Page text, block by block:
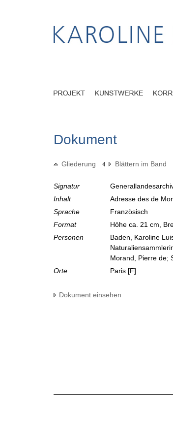
Dokument
Gliederung Blättern im Band
Signatur
Inhalt
Adresse des de
Sprache
Französisch
Format
Höhe ca. 21 cm,
Personen
Baden, Karoline
Morand, Pierre de;
Orte
Paris [F]
Dokument einsehen